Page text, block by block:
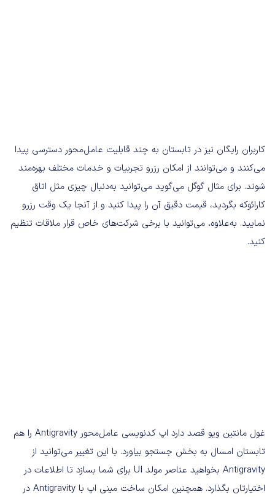
کاربران رایگان نیز در تابستان به چند قابلیت عامل‌محور دسترسی پیدا
می‌کنند و می‌توانند از امکان رزرو تجربیات و خدمات مختلف بهره‌مند
شوند. برای مثال گوگل می‌گوید می‌توانید به‌دنبال چیزی مثل اتاق
کارائوکه بگردید، قیمت دقیق آن را پیدا کنید و از آنجا یک وقت رزرو
نمایید. به‌علاوه، می‌توانید با برخی شرکت‌های خاص قرار ملاقات تنظیم
کنید.
غول مانتین ویو قصد دارد اپ کدنویسی عامل‌محور Antigravity را هم
تابستان امسال به بخش جستجو بیاورد. با این تغییر می‌توانید از
Antigravity بخواهید عناصر مولد UI برای شما بسازد تا اطلاعات در
اختیارتان بگذارد. همچنین امکان ساخت مینی اپ با Antigravity در